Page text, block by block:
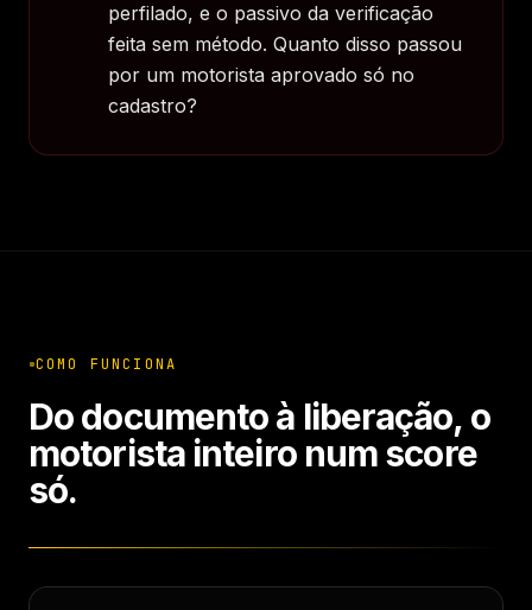
perfilado, e o passivo da verificação
feita sem método. Quanto disso passou
por um motorista aprovado só no
cadastro?
COMO FUNCIONA
Do documento à liberação, o
motorista inteiro num score
só.